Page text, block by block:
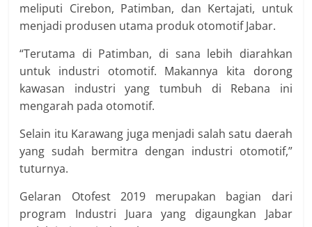
meliputi Cirebon, Patimban, dan Kertajati, untuk
menjadi produsen utama produk otomotif Jabar.
“Terutama di Patimban, di sana lebih diarahkan
untuk industri otomotif. Makannya kita dorong
kawasan industri yang tumbuh di Rebana ini
mengarah pada otomotif.
Selain itu Karawang juga menjadi salah satu daerah
yang sudah bermitra dengan industri otomotif,”
tuturnya.
Gelaran Otofest 2019 merupakan bagian dari
program Industri Juara yang digaungkan Jabar